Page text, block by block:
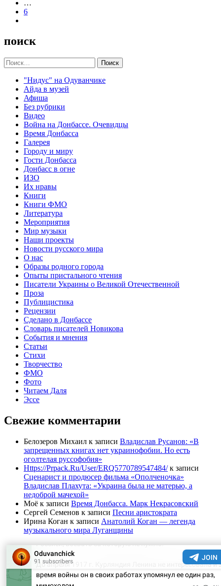
…
6
поиск
Найти:
"Нидус" на Одуванчике
Айда в музей
Афиша
Без рубрики
Видео
Война на Донбассе. Очевидцы
Время Донбасса
Галерея
Городу и миру
Гости Донбасса
Донбасс в огне
ИЗО
Их нравы
Книги
Книги ФМО
Литература
Мероприятия
Мир музыки
Наши проекты
Новости русского мира
О нас
Образы родного города
Опыты пристального чтения
Писатели Украины о Великой Отечественной
Проза
Публицистика
Рецензии
Сделано в Донбассе
Словарь писателей Новикова
События и мнения
Статьи
Стихи
Творчество
ФМО
Фото
Читаем Даля
Эссе
Свежие комментарии
Белозеров Михаил к записи Владислав Русанов: «В
запрещенных книгах нет украинофобии. Но есть
оголтелая руссофобия»
Https://Prpack.Ru/User/ERQ5770789547484/к записи
Сценарист и продюсер фильма «Ополченочка»
Владислав Плахута: «Украина была не матерью, а
недоброй мачехой»
Моё к записи Время Донбасса. Марк Некрасовский
Сергей Семенов к записи Песни аристократа
Ирина Коган к записи Анатолий Коган — легенда
музыкального мира Луганщины